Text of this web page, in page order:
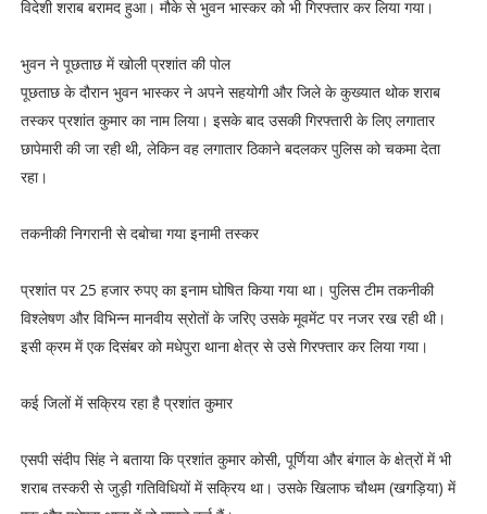
विदेशी शराब बरामद हुआ। मौके से भुवन भास्कर को भी गिरफ्तार कर लिया गया।
भुवन ने पूछताछ में खोली प्रशांत की पोल
पूछताछ के दौरान भुवन भास्कर ने अपने सहयोगी और जिले के कुख्यात थोक शराब
तस्कर प्रशांत कुमार का नाम लिया। इसके बाद उसकी गिरफ्तारी के लिए लगातार
छापेमारी की जा रही थी, लेकिन वह लगातार ठिकाने बदलकर पुलिस को चकमा देता
रहा।
तकनीकी निगरानी से दबोचा गया इनामी तस्कर
प्रशांत पर 25 हजार रुपए का इनाम घोषित किया गया था। पुलिस टीम तकनीकी
विश्लेषण और विभिन्न मानवीय स्रोतों के जरिए उसके मूवमेंट पर नजर रख रही थी।
इसी क्रम में एक दिसंबर को मधेपुरा थाना क्षेत्र से उसे गिरफ्तार कर लिया गया।
कई जिलों में सक्रिय रहा है प्रशांत कुमार
एसपी संदीप सिंह ने बताया कि प्रशांत कुमार कोसी, पूर्णिया और बंगाल के क्षेत्रों में भी
शराब तस्करी से जुड़ी गतिविधियों में सक्रिय था। उसके खिलाफ चौथम (खगड़िया) में